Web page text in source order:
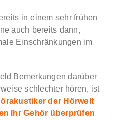
in einem sehr frühen
auch bereits dann,
Einschränkungen im
Bemerkungen darüber
schlechter hören, ist
der Hörwelt
IhrGehör überprüfen